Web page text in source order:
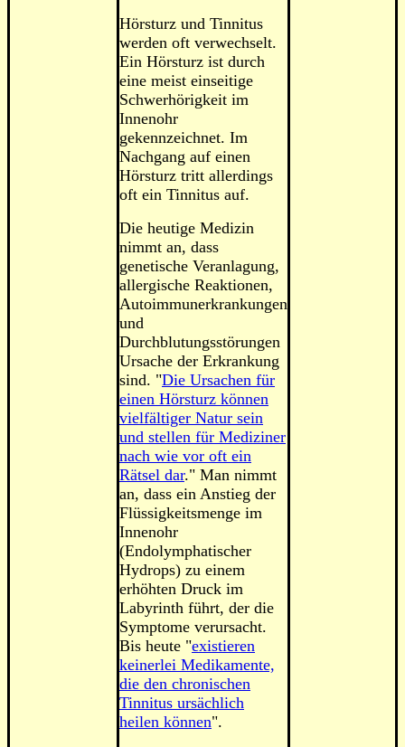
Hörsturz und Tinnitus
werden oft verwechselt.
Ein Hörsturz ist durch
eine meist einseitige
Schwerhörigkeit im
Innenohr
gekennzeichnet. Im
Nachgang auf einen
Hörsturz tritt allerdings
oft ein Tinnitus auf.
Die heutige Medizin
nimmt an, dass
genetische Veranlagung,
allergische Reaktionen,
Autoimmunerkrankungen
und
Durchblutungsstörungen
Ursache der Erkrankung
sind. "Die Ursachen für
einen Hörsturz können
vielfältiger Natur sein
und stellen für Mediziner
nach wie vor oft ein
Rätsel dar." Man nimmt
an, dass ein Anstieg der
Flüssigkeitsmenge im
Innenohr
(Endolymphatischer
Hydrops) zu einem
erhöhten Druck im
Labyrinth führt, der die
Symptome verursacht.
Bis heute "existieren
keinerlei Medikamente,
die den chronischen
Tinnitus ursächlich
heilen können".